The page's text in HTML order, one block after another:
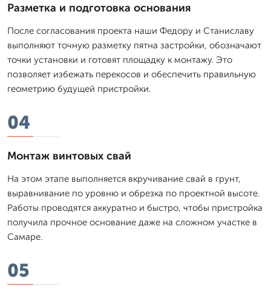
Разметка и подготовка основания
После согласования проекта наши Федору и Станиславу
выполняют точную разметку пятна застройки, обозначают
точки установки и готовят площадку к монтажу. Это
позволяет избежать перекосов и обеспечить правильную
геометрию будущей пристройки.
04
Монтаж винтовых свай
На этом этапе выполняется вкручивание свай в грунт,
выравнивание по уровню и обрезка по проектной высоте.
Работы проводятся аккуратно и быстро, чтобы пристройка
получила прочное основание даже на сложном участке в
Самаре.
05